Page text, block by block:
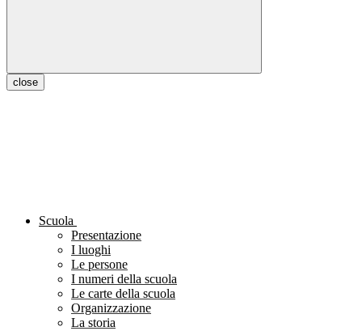
close
Scuola
Presentazione
I luoghi
Le persone
I numeri della scuola
Le carte della scuola
Organizzazione
La storia